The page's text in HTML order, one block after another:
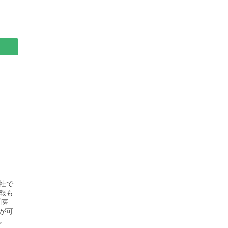
で
も
可